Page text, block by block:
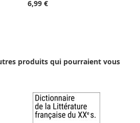
6,99 €
panier
produits qui pourraient vous